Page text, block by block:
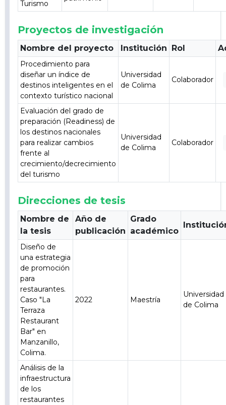
Turismo
Proyectos de investigación
Nombre del proyecto Institución Rol
Procedimiento para
diseñar un índice de
destinos inteligentes en el
contexto turístico nacional
Universidad
de Colima
Colaborador
Evaluación del grado de
preparación (Readiness) de
los destinos nacionales
para realizar cambios
frente al
crecimiento/decrecimiento
del turismo
Universidad
de Colima
Colaborador
Direcciones de tesis
Nombre de
la tesis
Año de
publicación
Grado
académico
Diseño de
una estrategia
de promoción
para
restaurantes.
Caso "La
Terraza
Restaurant
Bar" en
Manzanillo,
Colima.
2022 Maestría
Universidad
de Colima
Análisis de la
infraestructura
de los
restaurantes